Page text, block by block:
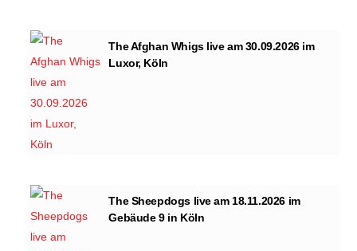
The Afghan Whigs live am 30.09.2026 im
Luxor, Köln
The Sheepdogs live am 18.11.2026 im
Gebäude 9 in Köln